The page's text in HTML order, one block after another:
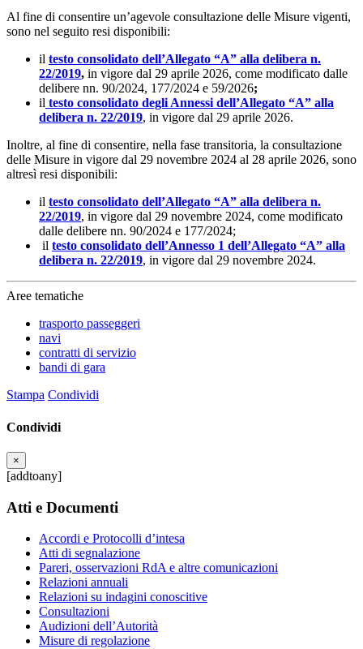
Al fine di consentire un’agevole consultazione delle Misure vigenti,
sono nel seguito resi disponibili:
il testo consolidato dell’Allegato “A” alla delibera n.
22/2019, in vigore dal 29 aprile 2026, come modificato dalle
delibere nn. 90/2024, 177/2024 e 59/2026;
il testo consolidato degli Annessi dell’Allegato “A” alla
delibera n. 22/2019, in vigore dal 29 aprile 2026.
Inoltre, al fine di consentire, nella fase transitoria, la consultazione
delle Misure in vigore dal 29 novembre 2024 al 28 aprile 2026, sono
altresì resi disponibili:
il testo consolidato dell’Allegato “A” alla delibera n.
22/2019, in vigore dal 29 novembre 2024, come modificato
dalle delibere nn. 90/2024 e 177/2024;
il testo consolidato dell’Annesso 1 dell’Allegato “A” alla
delibera n. 22/2019, in vigore dal 29 novembre 2024.
Aree tematiche
trasporto passeggeri
navi
contratti di servizio
bandi di gara
Stampa Condividi
Condividi
×
[addtoany]
Atti e Documenti
Accordi e Protocolli d’intesa
Atti di segnalazione
Pareri, osservazioni RdA e altre comunicazioni
Relazioni annuali
Relazioni su indagini conoscitive
Consultazioni
Audizioni dell’Autorità
Misure di regolazione